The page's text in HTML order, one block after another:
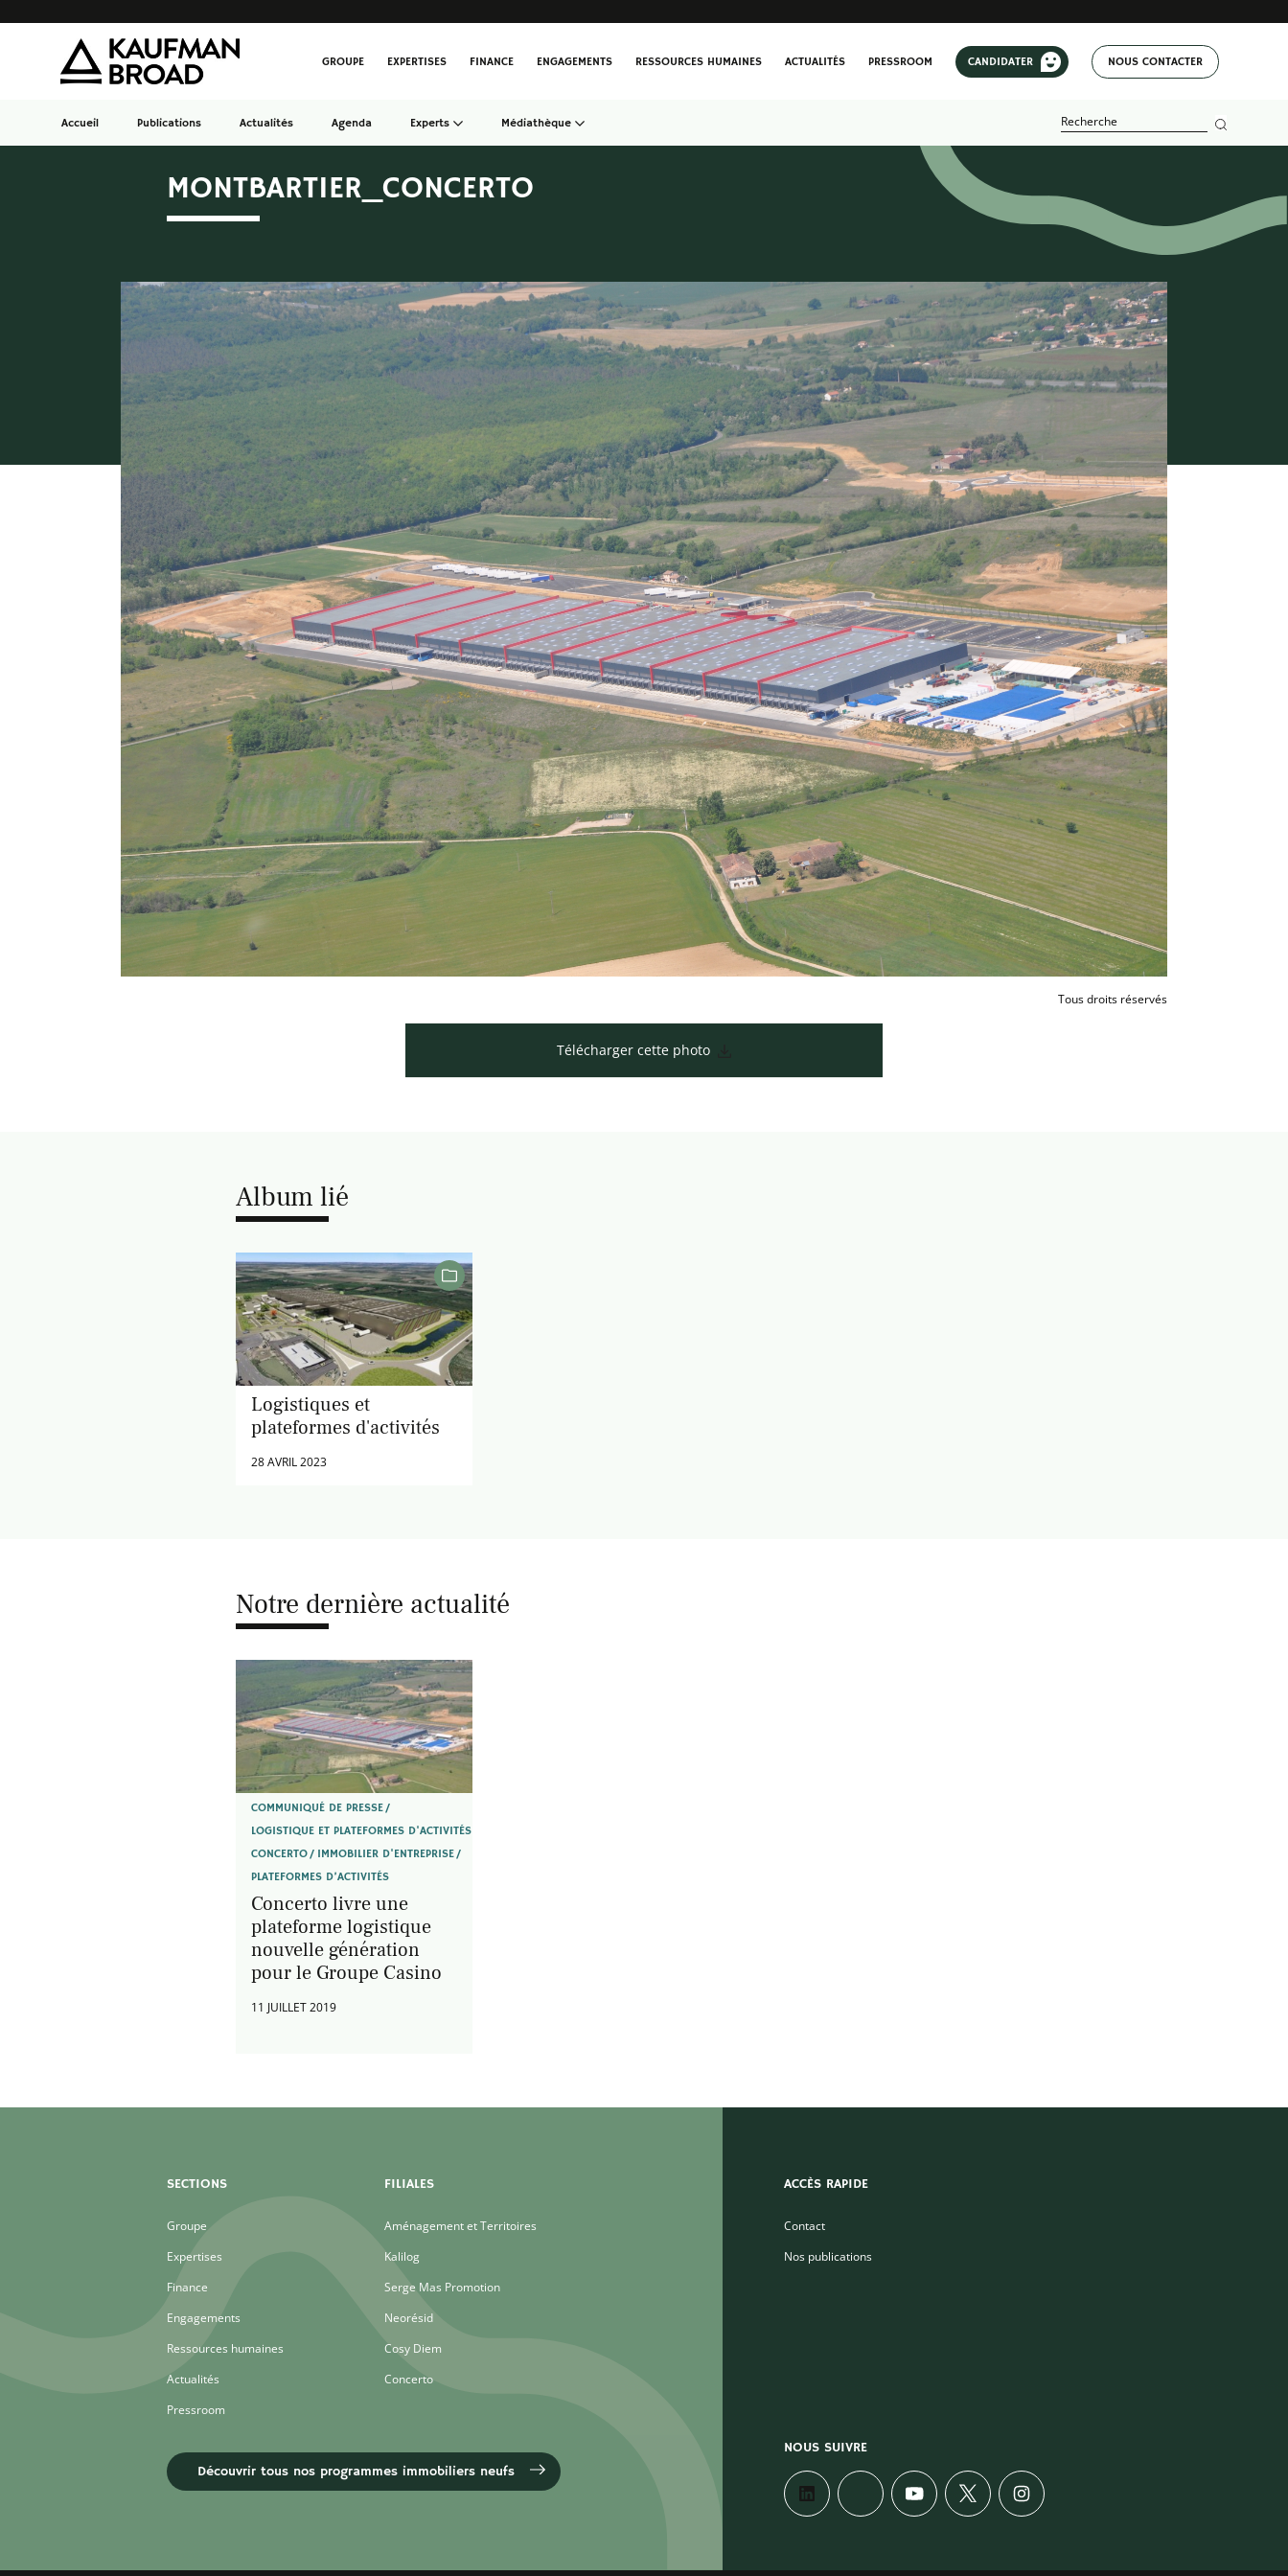
GROUPE EXPERTISES FINANCE ENGAGEMENTS RESSOURCES HUMAINES ACTUALITÉS PRESSROOM CANDIDATER NOUS CONTACTER
Accueil Publications Actualités Agenda Experts Médiathèque
MONTBARTIER_CONCERTO
Tous droits réservés
Télécharger cette photo
Album lié
Logistiques et
plateformes d'activités
28 AVRIL 2023
Notre dernière actualité
COMMUNIQUÉ DE PRESSE
LOGISTIQUE ET PLATEFORMES D'ACTIVITÉS
CONCERTO
IMMOBILIER D'ENTREPRISE
PLATEFORMES D’ACTIVITÉS
Concerto livre une
plateforme logistique
nouvelle génération
pour le Groupe Casino
11 JUILLET 2019
SECTIONS
Groupe
Expertises
Finance
Engagements
Ressources humaines
Actualités
Pressroom
FILIALES
Aménagement et Territoires
Kalilog
Serge Mas Promotion
Neorésid
Cosy Diem
Concerto
Découvrir tous nos programmes immobiliers neufs
ACCÈS RAPIDE
Contact
Nos publications
NOUS SUIVRE